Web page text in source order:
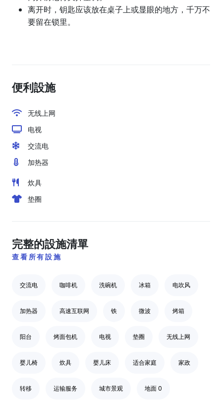
离开时，钥匙应该放在桌子上或显眼的地方，千万不
要留在锁里。
便利設施
无线上网
电视
交流电
加热器
炊具
垫圈
完整的設施清單
查看所有設施
交流电 咖啡机 洗碗机 冰箱 电吹风
加热器 高速互联网 铁 微波 烤箱
阳台 烤面包机 电视 垫圈 无线上网
婴儿椅 炊具 婴儿床 适合家庭 家政
转移 运输服务 城市景观 地面 0